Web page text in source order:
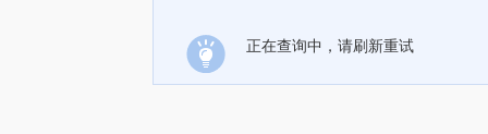
正在查询中，请刷新重试